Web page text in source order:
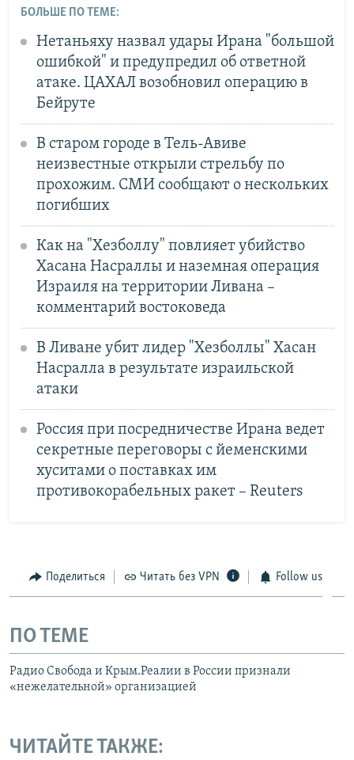
БОЛЬШЕ ПО ТЕМЕ:
Нетаньяху назвал удары Ирана "большой
ошибкой" и предупредил об ответной
атаке. ЦАХАЛ возобновил операцию в
Бейруте
В старом городе в Тель-Авиве
неизвестные открыли стрельбу по
прохожим. СМИ сообщают о нескольких
погибших
Как на "Хезболлу" повлияет убийство
Хасана Насраллы и наземная операция
Израиля на территории Ливана –
комментарий востоковеда
В Ливане убит лидер "Хезболлы" Хасан
Насралла в результате израильской
атаки
Россия при посредничестве Ирана ведет
секретные переговоры с йеменскими
хуситами о поставках им
противокорабельных ракет – Reuters
Поделиться Читать без VPN Follow us
ПО ТЕМЕ
Радио Свобода и Крым.Реалии в России признали
«нежелательной» организацией
ЧИТАЙТЕ ТАКЖЕ: